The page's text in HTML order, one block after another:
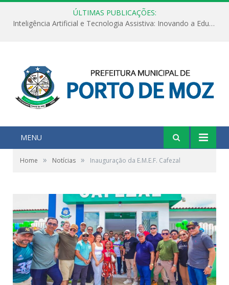
ÚLTIMAS PUBLICAÇÕES:
Inteligência Artificial e Tecnologia Assistiva: Inovando a Educação Especial e Inclusiva
MENU
Home » Notícias » Inauguração da E.M.E.F. Cafezal